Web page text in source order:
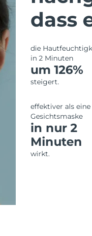
dass
die
in 2 Minuten
um 126%
steigert.
effektiver als eine
Gesichtsmaske
in nur 2
Minuten
wirkt.